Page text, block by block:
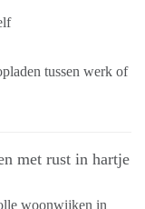
tussen werk of
met rust in hartje
woonwijken in